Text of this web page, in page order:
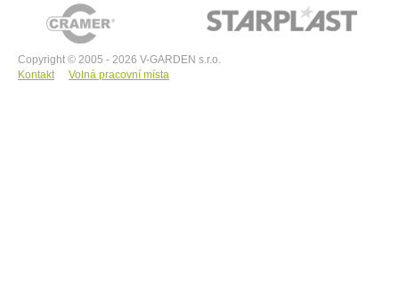
Copyright © 2005 - 2026 V-GARDEN s.r.o.
Kontakt
Volná pracovní místa